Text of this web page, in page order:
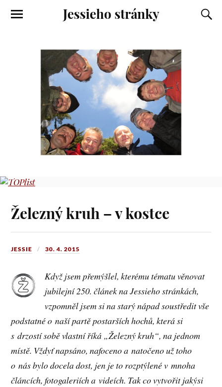
Jessieho stránky
Železný kruh – v kostce
JESSIE 30. 4. 2015
Když jsem přemýšlel, kterému tématu věnovat
jubilejní 250. článek na Jessieho stránkách,
vzpomněl jsem si na starý nápad soustředit vše
podstatné o naší partě postarších hochů, která si
s drzostí sobě vlastní říká „Železný kruh“, na jednom
místě. Vždyť napsáno, nafoceno a natočeno už toho
o nás bylo docela dost, jen je to rozptýlené v mnoha
článcích, fotogaleriích a videích. Tak co vytvořit jakýsi